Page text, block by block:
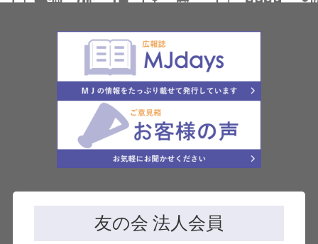
友の会 法人会員